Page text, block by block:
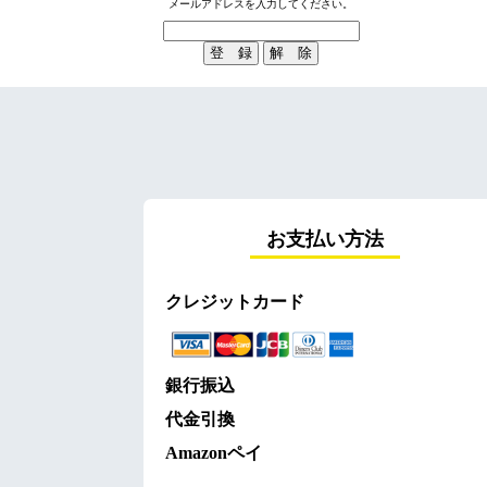
メールアドレスを入力してください。
お支払い方法
クレジットカード
銀行振込
代金引換
Amazonペイ